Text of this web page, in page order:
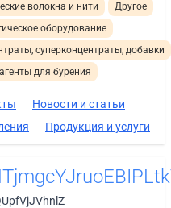
волокна и нити
Другое
оборудование
суперконцентраты, добавки
для бурения
Новости и статьи
Продукция и услуги